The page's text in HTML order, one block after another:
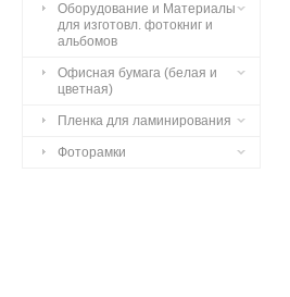
Оборудование и Материалы
для изготовл. фотокниг и
альбомов
Офисная бумага (белая и
цветная)
Пленка для ламинирования
Фоторамки